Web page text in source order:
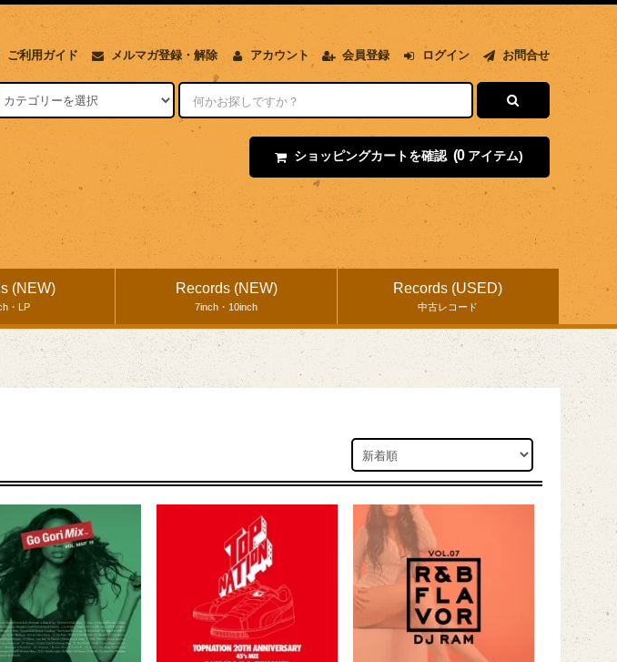
ご利用ガイド メルマガ登録・解除 アカウント 会員登録 ログイン お問合せ
ショッピングカートを確認 (0 アイテム)
(NEW)
・LP
Records (NEW)
7inch・10inch
Records (USED)
中古レコード